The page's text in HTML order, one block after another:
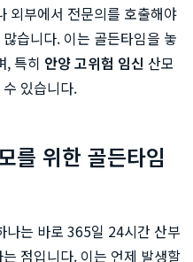
외부에서 전문의를 호출해야
습니다. 이는 골든타임을 놓
, 특히 안양 고위험 임신 산모
있습니다.
를 위한 골든타임
나는 바로 365일 24시간 산부
점입니다. 이는 언제 발생할